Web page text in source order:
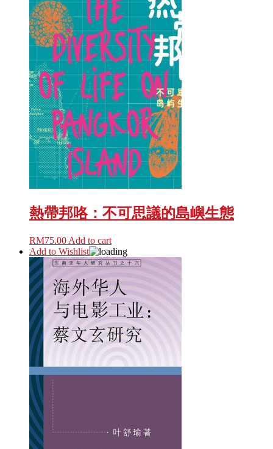
熱帶邦咯：不可思議的島嶼生態
RM75.00 Add to cart
Add to Wishlist